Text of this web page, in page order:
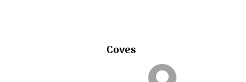
Coves